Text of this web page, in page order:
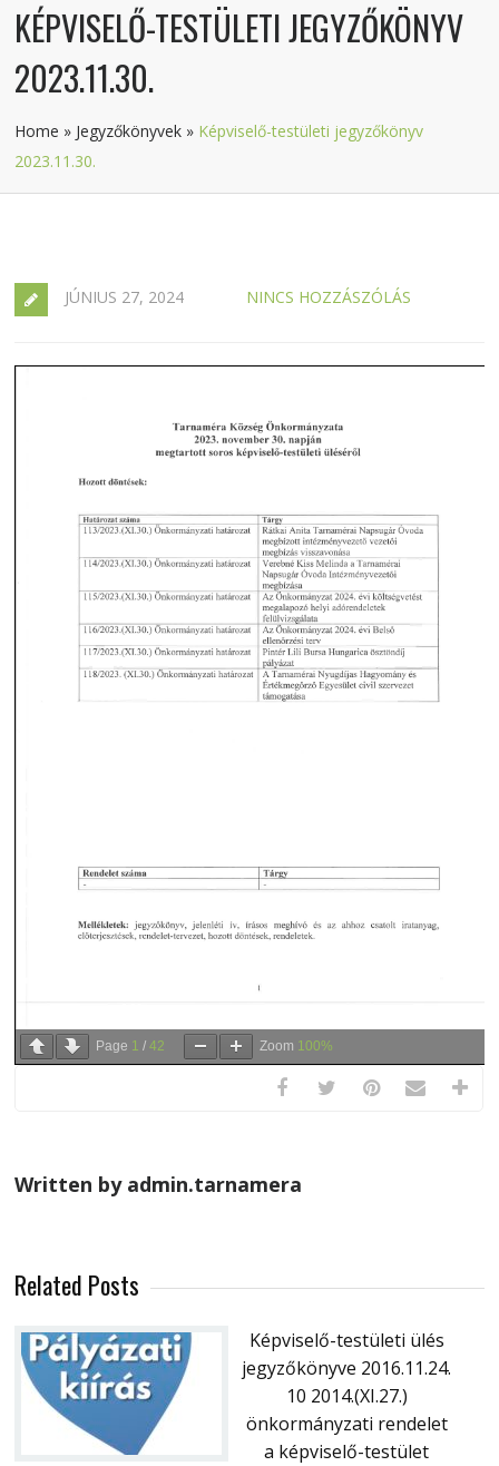
KÉPVISELŐ-TESTÜLETI JEGYZŐKÖNYV
2023.11.30.
Home » Jegyzőkönyvek » Képviselő-testületi jegyzőkönyv
2023.11.30.
JÚNIUS 27, 2024 NINCS HOZZÁSZÓLÁS
Page 1 /42 Zoom 100%
Written by admin.tarnamera
Related Posts
Képviselő-testületi ülés
jegyzőkönyve 2016.11.24.
10 2014.(XI.27.)
önkormányzati rendelet
a képviselő-testület